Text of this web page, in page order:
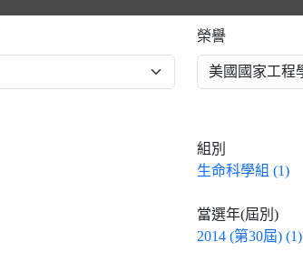
榮譽
組別
生命科學組 (1)
當選年(屆別)
2014 (第30屆) (1)